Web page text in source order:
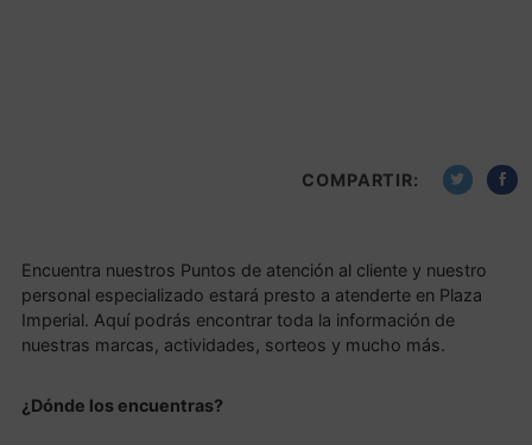
COMPARTIR:
Encuentra nuestros Puntos de atención al cliente y nuestro
personal especializado estará presto a atenderte en Plaza
Imperial. Aquí podrás encontrar toda la información de
nuestras marcas, actividades, sorteos y mucho más.
¿Dónde los encuentras?